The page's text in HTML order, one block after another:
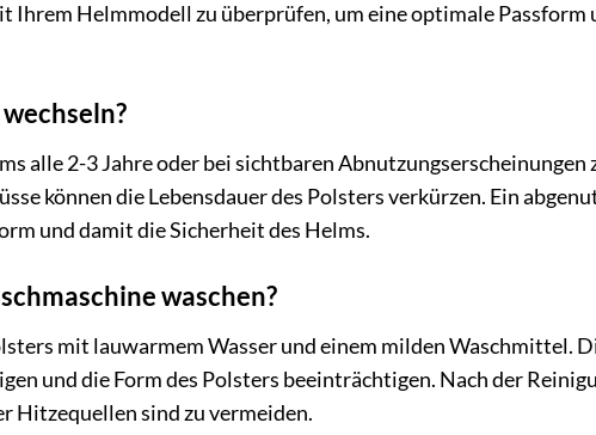
Helmmodell zu überprüfen, um eine optimale Passform
alle 2-3 Jahre oder bei sichtbaren Abnutzungserscheinungen
können die Lebensdauer des Polsters verkürzen. Ein
und damit die Sicherheit des Helms.
waschen?
mit lauwarmem Wasser und einem milden Waschmittel.
und die Form des Polsters beeinträchtigen. Nach der
Hitzequellen sind zu vermeiden.